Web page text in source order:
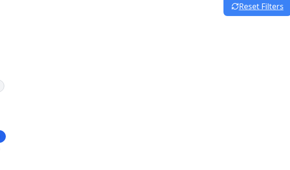
Reset Filters